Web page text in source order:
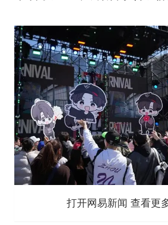
打开网易新闻 查看更